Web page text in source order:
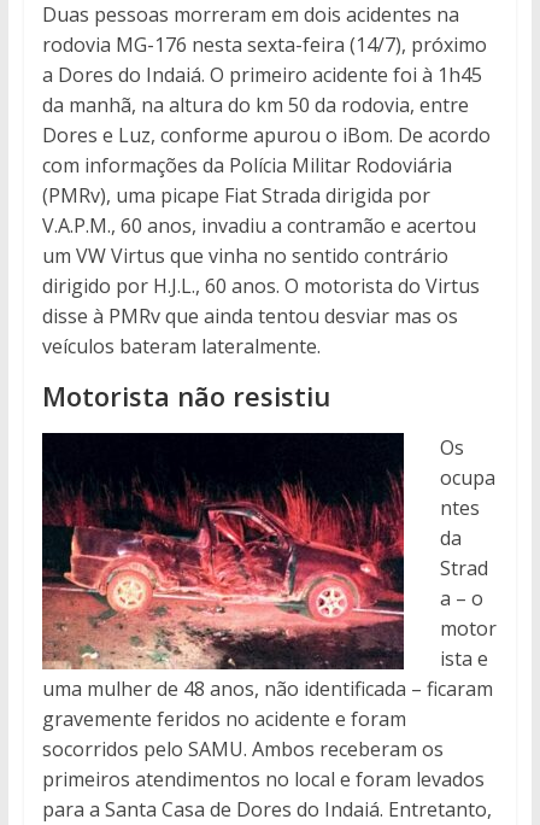
Duas pessoas morreram em dois acidentes na
rodovia MG-176 nesta sexta-feira (14/7), próximo
a Dores do Indaiá. O primeiro acidente foi à 1h45
da manhã, na altura do km 50 da rodovia, entre
Dores e Luz, conforme apurou o iBom. De acordo
com informações da Polícia Militar Rodoviária
(PMRv), uma picape Fiat Strada dirigida por
V.A.P.M., 60 anos, invadiu a contramão e acertou
um VW Virtus que vinha no sentido contrário
dirigido por H.J.L., 60 anos. O motorista do Virtus
disse à PMRv que ainda tentou desviar mas os
veículos bateram lateralmente.
Motorista não resistiu
Os
ocupa
ntes
da
Strad
a – o
motor
ista e
uma mulher de 48 anos, não identificada – ficaram
gravemente feridos no acidente e foram
socorridos pelo SAMU. Ambos receberam os
primeiros atendimentos no local e foram levados
para a Santa Casa de Dores do Indaiá. Entretanto,